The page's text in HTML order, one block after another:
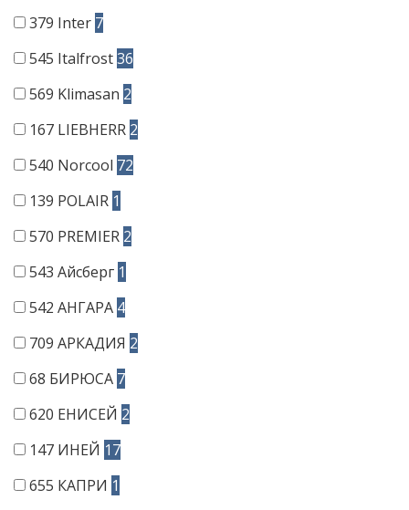
379 Inter 7
545 Italfrost36
569 Klimasan 2
167 LIEBHERR 2
540 Norcool 72
139 POLAIR 1
570 PREMIER 2
543 Айсберг 1
542 АНГАРА 4
709 АРКАДИЯ 2
68 БИРЮСА 7
620 ЕНИСЕЙ 2
147 ИНЕЙ 17
655 КАПРИ 1